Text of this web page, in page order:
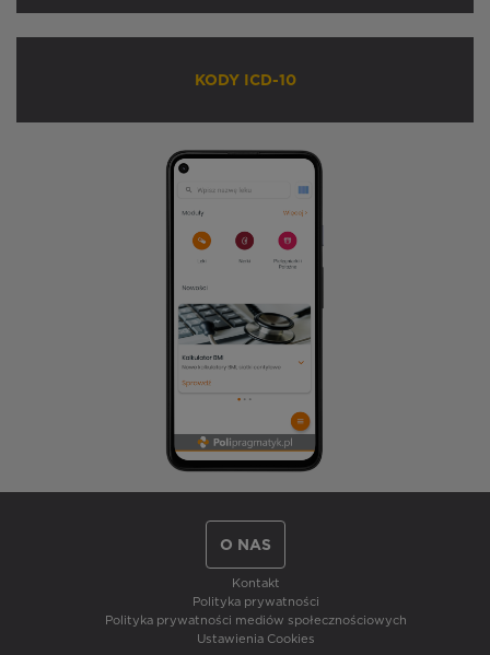
KODY ICD-10
O NAS
Kontakt
Polityka prywatności
Polityka prywatności mediów społecznościowych
Ustawienia Cookies